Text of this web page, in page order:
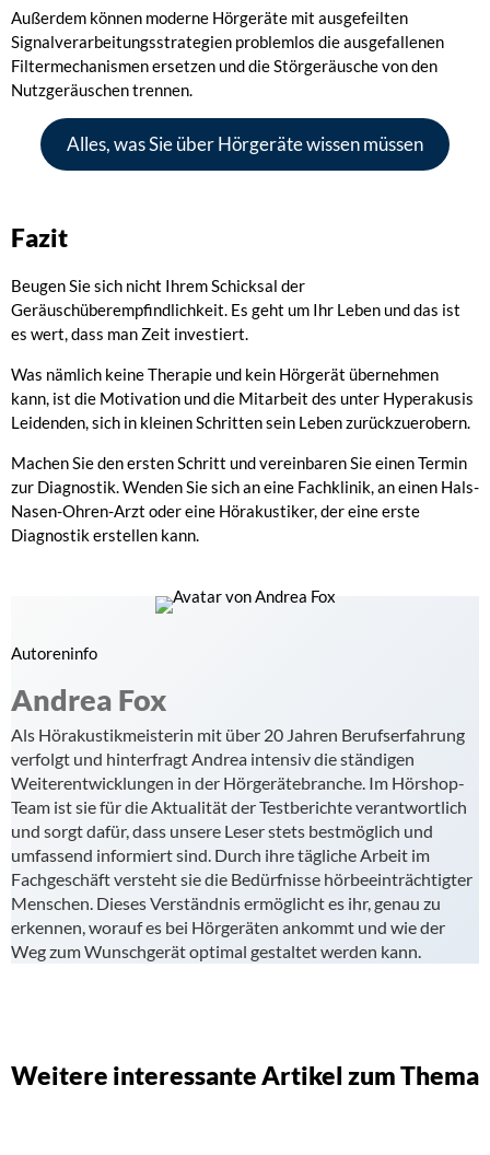
Außerdem können moderne Hörgeräte mit ausgefeilten
Signalverarbeitungsstrategien problemlos die ausgefallenen
Filtermechanismen ersetzen und die Störgeräusche von den
Nutzgeräuschen trennen.
Alles, was Sie über Hörgeräte wissen müssen
Fazit
Beugen Sie sich nicht Ihrem Schicksal der
Geräuschüberempfindlichkeit. Es geht um Ihr Leben und das ist
es wert, dass man Zeit investiert.
Was nämlich keine Therapie und kein Hörgerät übernehmen
kann, ist die Motivation und die Mitarbeit des unter Hyperakusis
Leidenden, sich in kleinen Schritten sein Leben zurückzuerobern.
Machen Sie den ersten Schritt und vereinbaren Sie einen Termin
zur Diagnostik. Wenden Sie sich an eine Fachklinik, an einen Hals-
Nasen-Ohren-Arzt oder eine Hörakustiker, der eine erste
Diagnostik erstellen kann.
Autoreninfo
Andrea Fox
Als Hörakustikmeisterin mit über 20 Jahren Berufserfahrung
verfolgt und hinterfragt Andrea intensiv die ständigen
Weiterentwicklungen in der Hörgerätebranche. Im Hörshop-
Team ist sie für die Aktualität der Testberichte verantwortlich
und sorgt dafür, dass unsere Leser stets bestmöglich und
umfassend informiert sind. Durch ihre tägliche Arbeit im
Fachgeschäft versteht sie die Bedürfnisse hörbeeinträchtigter
Menschen. Dieses Verständnis ermöglicht es ihr, genau zu
erkennen, worauf es bei Hörgeräten ankommt und wie der
Weg zum Wunschgerät optimal gestaltet werden kann.
Weitere interessante Artikel zum Thema